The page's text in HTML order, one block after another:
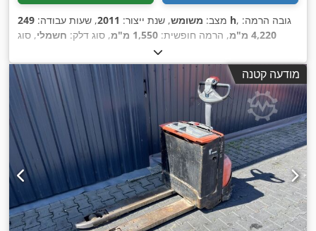
מצב: משומש, שנת ייצור: 2011, שעות עבודה: 249 h , גובה הרמה:
4,220 מ"מ
, הרמה חופשית: 1,550 מ"מ , סוג דלק: חשמלי, סוג
1,140 מ"מ
אורך כולל:2,090 מ"מ , רוחב כולל:770 מ"מ , צבע:שחור ,
מודעה קטנה